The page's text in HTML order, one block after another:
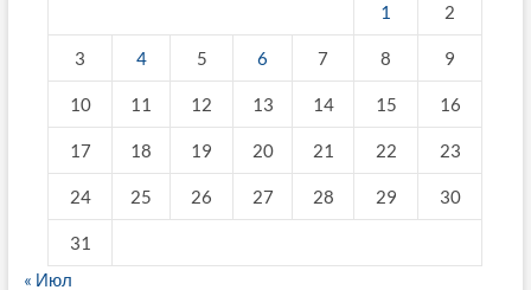
1 2
3 4 5 6 7 8 9
10 11 12 13 14 15 16
17 18 19 20 21 22 23
24 25 26 27 28 29 30
31
« Июл